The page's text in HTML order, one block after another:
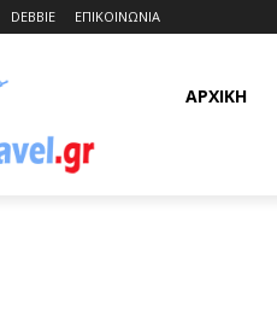
DEBBIE ΕΠΙΚΟΙΝΩΝΙΑ
ΑΡΧΙΚΗ